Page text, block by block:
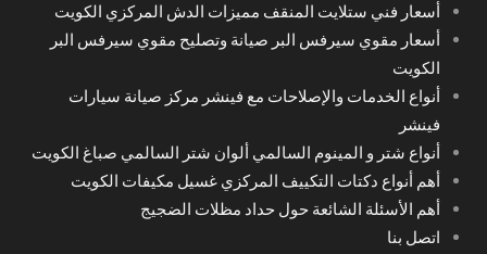
أسعار فني ستلايت المنقف مميزات الدش المركزي الكويت
أسعار مقوي سيرفس البر صيانة وتصليح مقوي سيرفس البر
الكويت
أنواع الخدمات والإصلاحات مع فينشر مركز صيانة سيارات
فينشر
أنواع شتر و المينوم السالمي ألوان شتر السالمي صباغ الكويت
أهم أنواع دكتات التكييف المركزي غسيل مكيفات الكويت
أهم الأسئلة الشائعة حول حداد مظلات الضجيج
اتصل بنا